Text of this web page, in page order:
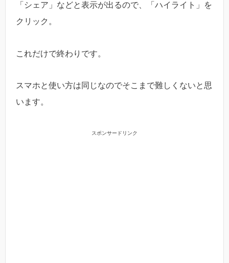
「シェア」などと表示が出るので、「ハイライト」を
クリック。
これだけで終わりです。
スマホと使い方は同じなのでそこまで難しくないと思
います。
スポンサードリンク